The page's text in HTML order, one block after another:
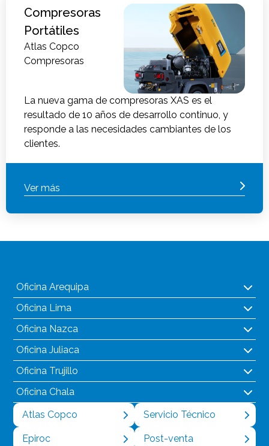
Compresoras
Portátiles
Atlas Copco
Compresoras
La nueva gama de compresoras XAS es el
resultado de 10 años de desarrollo continuo, y
responde a las necesidades cambiantes de los
clientes.
Ver más
Oficina Arequipa
Oficina Lima
Oficina Nazca
Oficina Juliaca
Oficina Trujillo
Oficina Chala
Atlas Copco
Epiroc
Servicio Técnico
Post-venta